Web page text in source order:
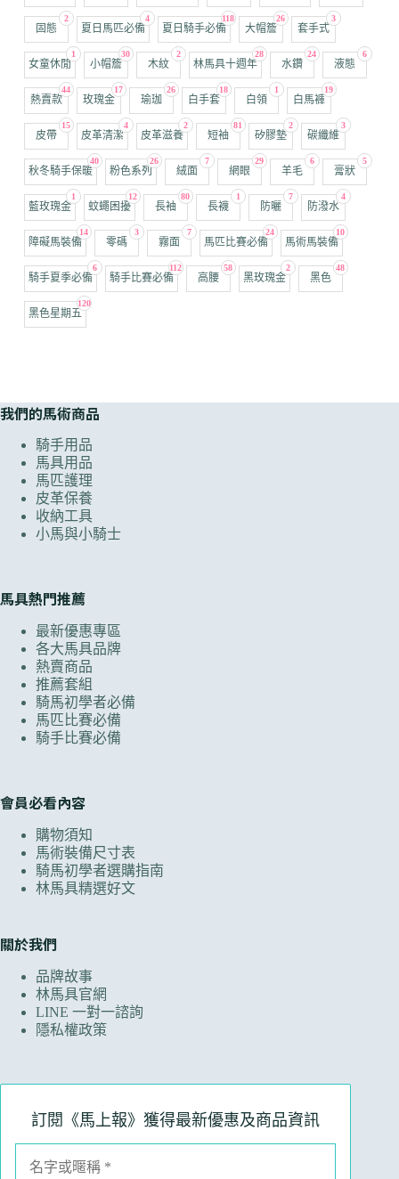
2
固態
4
夏日馬匹必備
118
夏日騎手必備
26
大帽簷
3
套手式
1
女童休閒
30
小帽簷
2
木紋
28
林馬具十週年
24
水鑽
6
液態
44
熱賣款
17
玫瑰金
26
瑜珈
18
白手套
1
白領
19
白馬褲
15
皮帶
4
皮革清潔
2
皮革滋養
81
短袖
2
矽膠墊
3
碳纖維
40
秋冬騎手保暖
26
粉色系列
7
絨面
29
網眼
6
羊毛
5
膏狀
1
藍玫瑰金
12
蚊蠅困擾
80
長袖
1
長襪
7
防曬
4
防潑水
14
障礙馬裝備
3
零碼
7
霧面
24
馬匹比賽必備
10
馬術馬裝備
6
騎手夏季必備
112
騎手比賽必備
58
高腰
2
黑玫瑰金
48
黑色
120
黑色星期五
我們的馬術商品
騎手用品
馬具用品
馬匹護理
皮革保養
收納工具
小馬與小騎士
馬具熱門推薦
最新優惠專區
各大馬具品牌
熱賣商品
推薦套組
騎馬初學者必備
馬匹比賽必備
騎手比賽必備
會員必看內容
購物須知
馬術裝備尺寸表
騎馬初學者選購指南
林馬具精選好文
關於我們
品牌故事
林馬具官網
LINE 一對一諮詢
隱私權政策
訂閱《馬上報》獲得最新優惠及商品資訊